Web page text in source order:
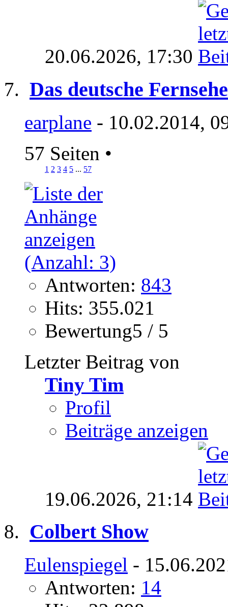
20.06.2026, 17:30
Das deutsche
earplane - 10.02.2014,
57 Seiten •
1 2 3 4 5 ... 57
Antworten: 843
Hits: 355.021
Bewertung5 / 5
Letzter Beitrag von
Tiny Tim
Profil
Beiträge anzeigen
19.06.2026, 21:14
Colbert Show
Eulenspiegel -
Antworten: 14